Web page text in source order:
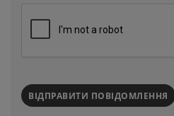
ВІДПРАВИТИ ПОВІДОМЛЕННЯ